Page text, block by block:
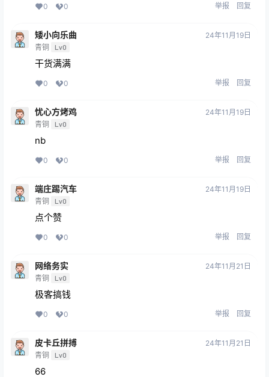
0 0 举报 回复
矮小向乐曲
青铜 Lv0
24年11月19日
干货满满
0 0 举报 回复
忧心方烤鸡
青铜 Lv0
24年11月19日
nb
0 0 举报 回复
端庄踢汽车
青铜 Lv0
24年11月19日
点个赞
0 0 举报 回复
网络务实
青铜 Lv0
24年11月21日
极客搞钱
0 0 举报 回复
皮卡丘拼搏
青铜 Lv0
24年11月21日
66